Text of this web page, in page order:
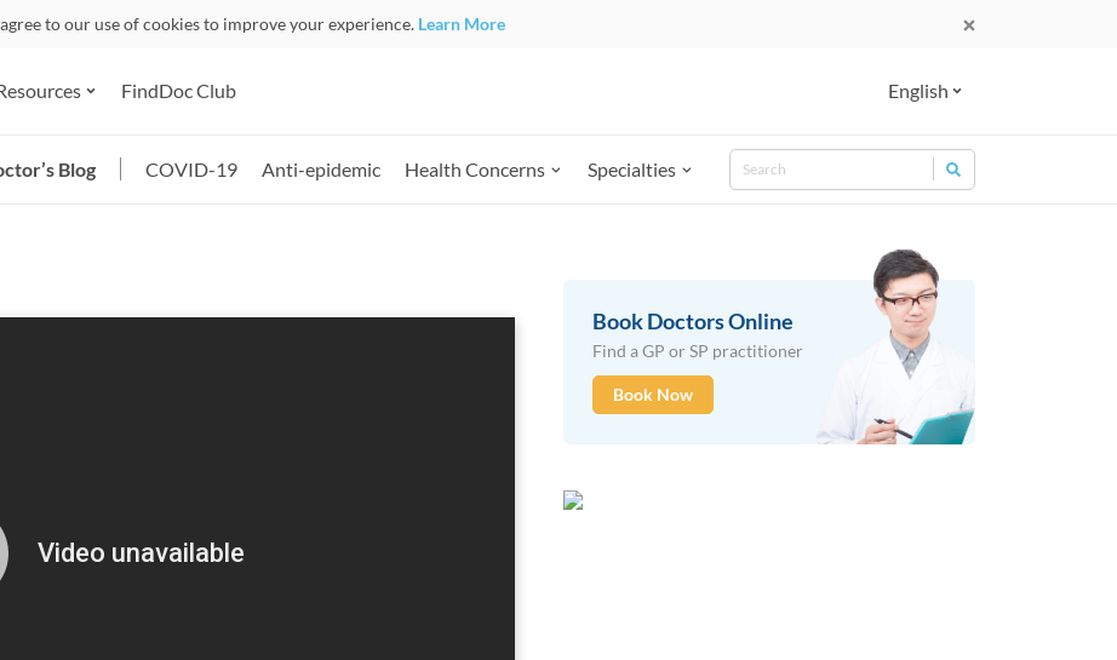
to our use of cookies to improve your experience. Learn More
FindDoc Club English
Blog COVID-19 Anti-epidemic Health Concerns Specialties
Search for:
Search
Book Doctors Online
Find a GP or SP practitioner
Book Now